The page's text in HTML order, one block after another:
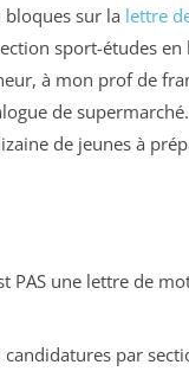
sur la lettre
sport-études en
à mon prof de
de
de jeunes à
PAS une lettre de
par